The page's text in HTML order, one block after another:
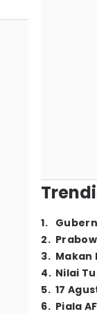
1.
2.
3. Makan
4. Nilai
5. 17
6. Piala